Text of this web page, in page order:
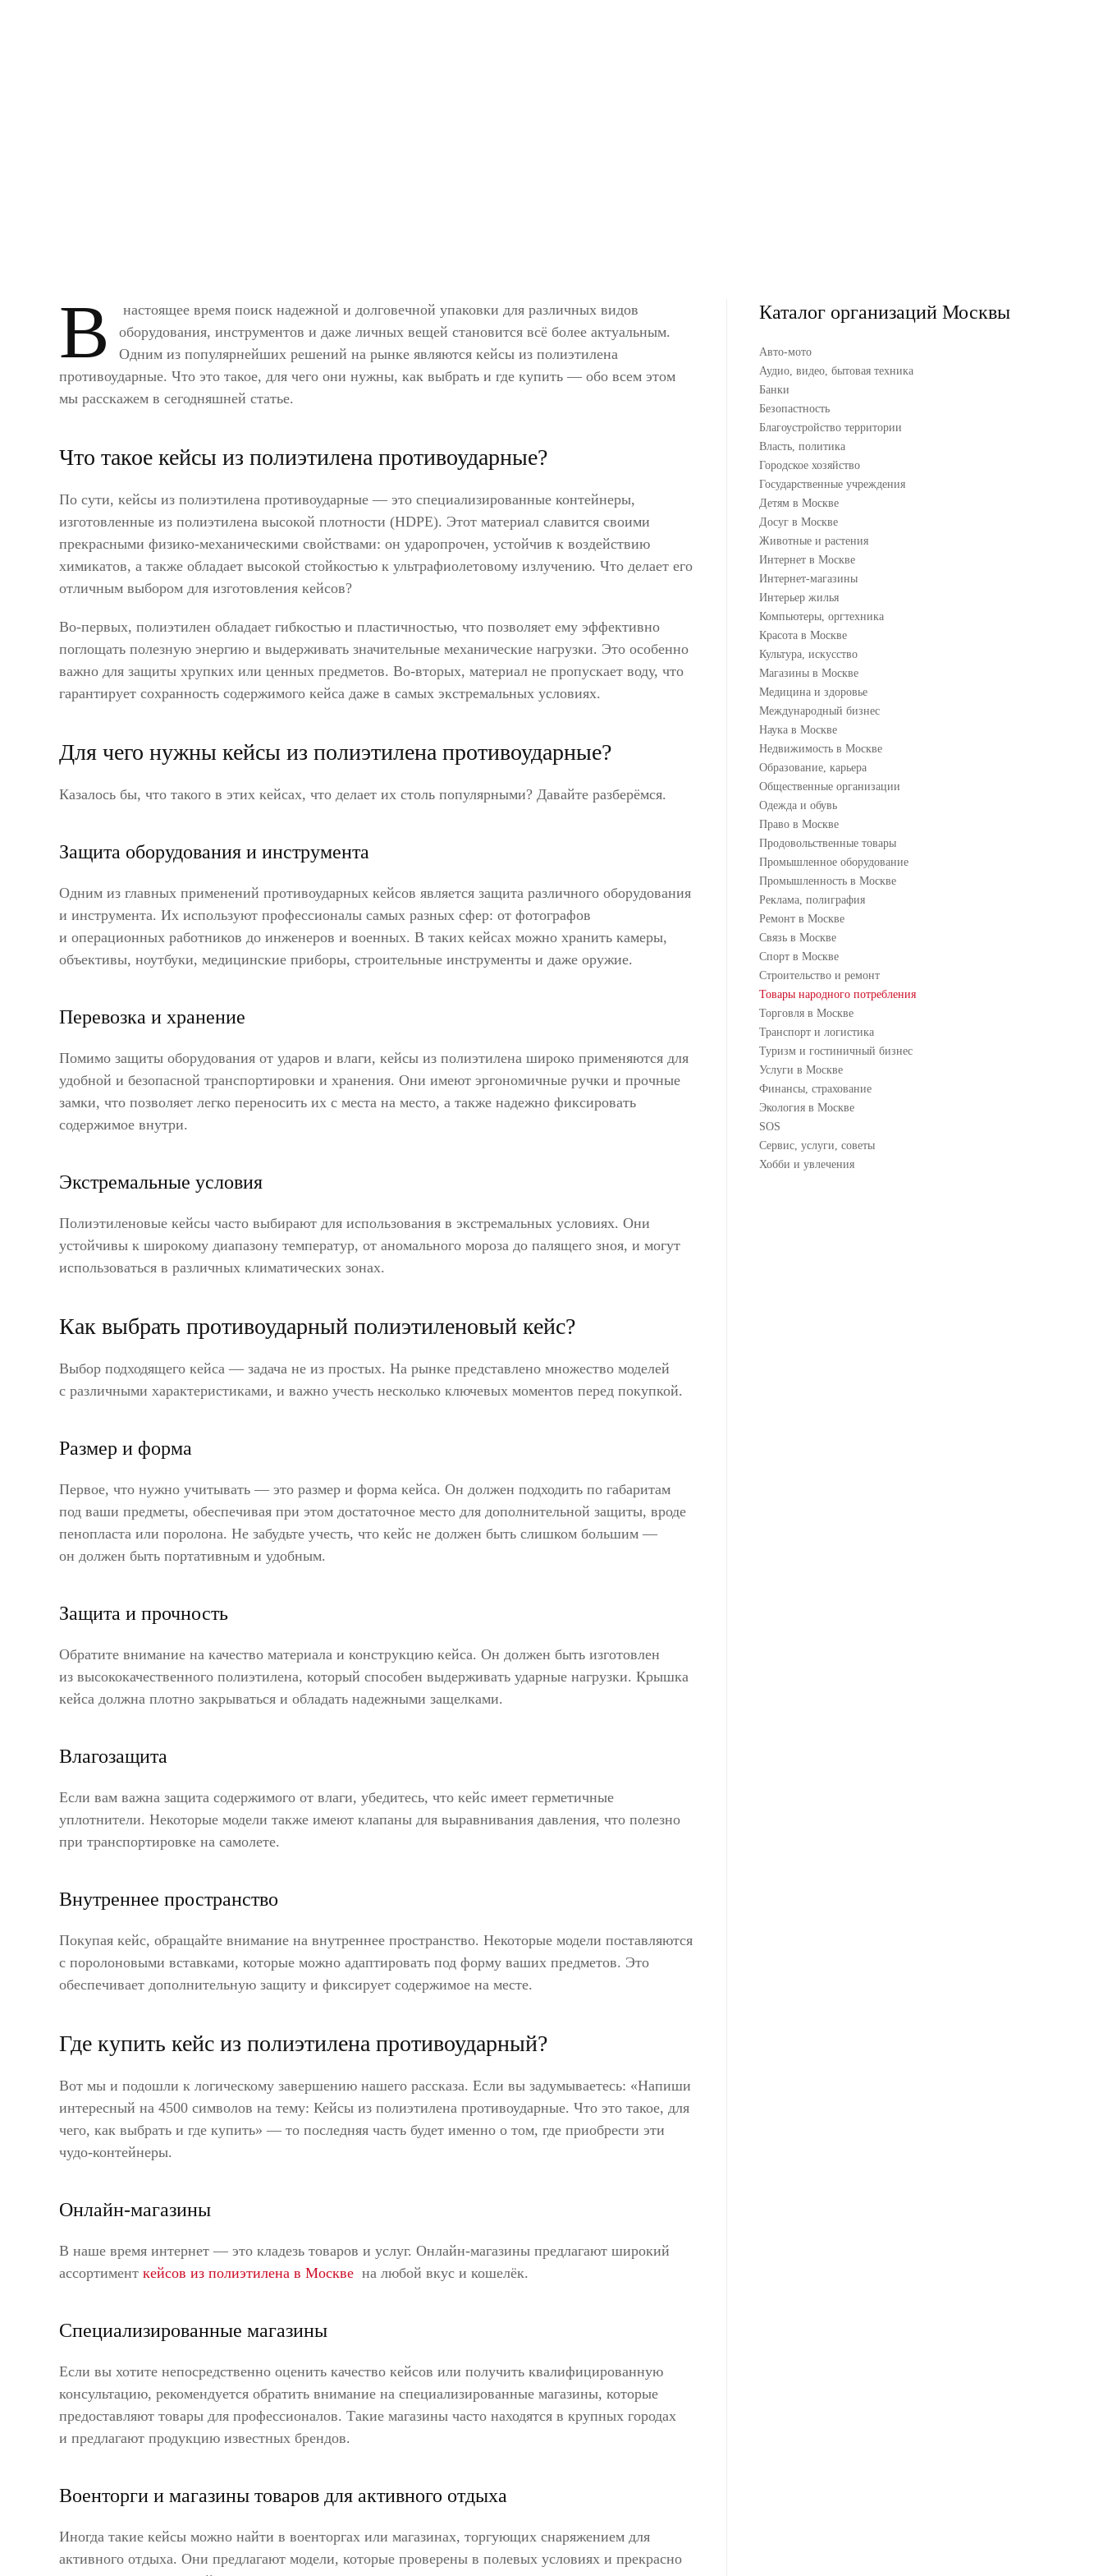
В
настоящее время поиск надежной и долговечной упаковки для различных видов
оборудования, инструментов и даже личных вещей становится всё более актуальным.
Одним из популярнейших решений на рынке являются кейсы из полиэтилена
противоударные. Что это такое, для чего они нужны, как выбрать и где купить — обо всем этом
мы расскажем в сегодняшней статье.
Что такое кейсы из полиэтилена противоударные?
По сути, кейсы из полиэтилена противоударные — это специализированные контейнеры,
изготовленные из полиэтилена высокой плотности (HDPE). Этот материал славится своими
прекрасными физико-механическими свойствами: он ударопрочен, устойчив к воздействию
химикатов, а также обладает высокой стойкостью к ультрафиолетовому излучению. Что делает его
отличным выбором для изготовления кейсов?
Во-первых, полиэтилен обладает гибкостью и пластичностью, что позволяет ему эффективно
поглощать полезную энергию и выдерживать значительные механические нагрузки. Это особенно
важно для защиты хрупких или ценных предметов. Во-вторых, материал не пропускает воду, что
гарантирует сохранность содержимого кейса даже в самых экстремальных условиях.
Для чего нужны кейсы из полиэтилена противоударные?
Казалось бы, что такого в этих кейсах, что делает их столь популярными? Давайте разберёмся.
Защита оборудования и инструмента
Одним из главных применений противоударных кейсов является защита различного оборудования
и инструмента. Их используют профессионалы самых разных сфер: от фотографов
и операционных работников до инженеров и военных. В таких кейсах можно хранить камеры,
объективы, ноутбуки, медицинские приборы, строительные инструменты и даже оружие.
Перевозка и хранение
Помимо защиты оборудования от ударов и влаги, кейсы из полиэтилена широко применяются для
удобной и безопасной транспортировки и хранения. Они имеют эргономичные ручки и прочные
замки, что позволяет легко переносить их с места на место, а также надежно фиксировать
содержимое внутри.
Экстремальные условия
Полиэтиленовые кейсы часто выбирают для использования в экстремальных условиях. Они
устойчивы к широкому диапазону температур, от аномального мороза до палящего зноя, и могут
использоваться в различных климатических зонах.
Как выбрать противоударный полиэтиленовый кейс?
Выбор подходящего кейса — задача не из простых. На рынке представлено множество моделей
с различными характеристиками, и важно учесть несколько ключевых моментов перед покупкой.
Размер и форма
Первое, что нужно учитывать — это размер и форма кейса. Он должен подходить по габаритам
под ваши предметы, обеспечивая при этом достаточное место для дополнительной защиты, вроде
пенопласта или поролона. Не забудьте учесть, что кейс не должен быть слишком большим —
он должен быть портативным и удобным.
Защита и прочность
Обратите внимание на качество материала и конструкцию кейса. Он должен быть изготовлен
из высококачественного полиэтилена, который способен выдерживать ударные нагрузки. Крышка
кейса должна плотно закрываться и обладать надежными защелками.
Влагозащита
Если вам важна защита содержимого от влаги, убедитесь, что кейс имеет герметичные
уплотнители. Некоторые модели также имеют клапаны для выравнивания давления, что полезно
при транспортировке на самолете.
Внутреннее пространство
Покупая кейс, обращайте внимание на внутреннее пространство. Некоторые модели поставляются
с поролоновыми вставками, которые можно адаптировать под форму ваших предметов. Это
обеспечивает дополнительную защиту и фиксирует содержимое на месте.
Где купить кейс из полиэтилена противоударный?
Вот мы и подошли к логическому завершению нашего рассказа. Если вы задумываетесь: «Напиши
интересный на 4500 символов на тему: Кейсы из полиэтилена противоударные. Что это такое, для
чего, как выбрать и где купить» — то последняя часть будет именно о том, где приобрести эти
чудо-контейнеры.
Онлайн-магазины
В наше время интернет — это кладезь товаров и услуг. Онлайн-магазины предлагают широкий
ассортимент кейсов из полиэтилена в Москве на любой вкус и кошелёк.
Специализированные магазины
Если вы хотите непосредственно оценить качество кейсов или получить квалифицированную
консультацию, рекомендуется обратить внимание на специализированные магазины, которые
предоставляют товары для профессионалов. Такие магазины часто находятся в крупных городах
и предлагают продукцию известных брендов.
Военторги и магазины товаров для активного отдыха
Иногда такие кейсы можно найти в военторгах или магазинах, торгующих снаряжением для
активного отдыха. Они предлагают модели, которые проверены в полевых условиях и прекрасно
Каталог организаций Москвы
Авто-мото
Аудио, видео, бытовая техника
Банки
Безопастность
Благоустройство территории
Власть, политика
Городское хозяйство
Государственные учреждения
Детям в Москве
Досуг в Москве
Животные и растения
Интернет в Москве
Интернет-магазины
Интерьер жилья
Компьютеры, оргтехника
Красота в Москве
Культура, искусство
Магазины в Москве
Медицина и здоровье
Международный бизнес
Наука в Москве
Недвижимость в Москве
Образование, карьера
Общественные организации
Одежда и обувь
Право в Москве
Продовольственные товары
Промышленное оборудование
Промышленность в Москве
Реклама, полиграфия
Ремонт в Москве
Связь в Москве
Спорт в Москве
Строительство и ремонт
Товары народного потребления
Торговля в Москве
Транспорт и логистика
Туризм и гостиничный бизнес
Услуги в Москве
Финансы, страхование
Экология в Москве
SOS
Сервис, услуги, советы
Хобби и увлечения